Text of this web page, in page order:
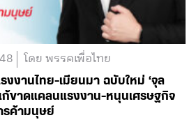
โดย พรรคเพื่อไทย
งงานไทย-เมียนมา ฉบับใหม่ ‘จุล
ขาดแคลนแรงงาน-หนุนเศรษฐกิจ
รค้ามนุษย์